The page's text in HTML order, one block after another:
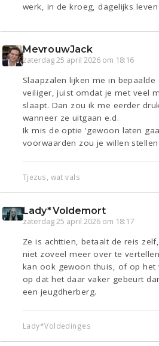
werk, in de kroeg, dagelijks
MevrouwJack
zaterdag 25 april 2026 om 18:16
Slaapzalen lijken me in bepaalde
veiliger, juist omdat je met veel
slaapt. Dan zou ik me eerder
wanneer ze uitgaan e.d.
Ik mis de optie 'gewoon laten
voorwaarden zou je willen
Tjezus, wat vals
Lady*Voldemort
zaterdag 25 april 2026 om 18:17
Ze is achttien, betaalt de reis
niet zoveel meer over te
kan ook gewoon thuis, of op het
op dat het daar vaker gebeurt
een jeugdherberg.
Lady*Voldedinges